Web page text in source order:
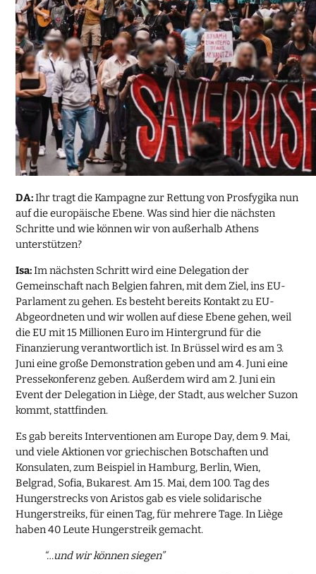
DA:Ihr tragt die Kampagne zur Rettung von Prosfygika nun
auf die europäische Ebene. Was sind hier die nächsten
Schritte und wie können wir von außerhalb Athens
unterstützen?
Isa:Im nächsten Schritt wird eine Delegation der
Gemeinschaft nach Belgien fahren, mit dem Ziel, ins EU-
Parlament zu gehen. Es besteht bereits Kontakt zu EU-
Abgeordneten und wir wollen auf diese Ebene gehen, weil
die EU mit 15 Millionen Euro im Hintergrund für die
Finanzierung verantwortlich ist. In Brüssel wird es am 3.
Juni eine große Demonstration geben und am 4. Juni eine
Pressekonferenz geben. Außerdem wird am 2. Juni ein
Event der Delegation in Liège, der Stadt, aus welcher Suzon
kommt, stattfinden.
Es gab bereits Interventionen am Europe Day, dem 9. Mai,
und viele Aktionen vor griechischen Botschaften und
Konsulaten, zum Beispiel in Hamburg, Berlin, Wien,
Belgrad, Sofia, Bukarest. Am 15. Mai, dem 100. Tag des
Hungerstrecks von Aristos gab es viele solidarische
Hungerstreiks, für einen Tag, für mehrere Tage. In Liège
haben 40 Leute Hungerstreik gemacht.
“…und wir können siegen”